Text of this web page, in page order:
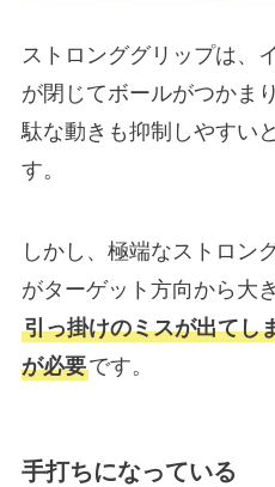
ストロンググリップは、
が閉じてボールがつかま
駄な動きも抑制しやすい
す。
しかし、極端なストロン
がターゲット方向から大
引っ掛けのミスが出てし
が必要です。
手打ちになっている